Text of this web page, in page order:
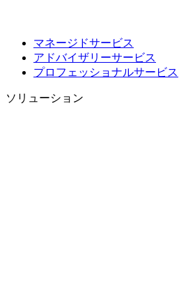
マネージドサービス
アドバイザリーサービス
プロフェッショナルサービス
ソリューション